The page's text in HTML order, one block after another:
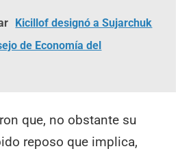
Kicillof designó a Sujarchuk
de Economía del
que, no obstante su
reposo que implica,